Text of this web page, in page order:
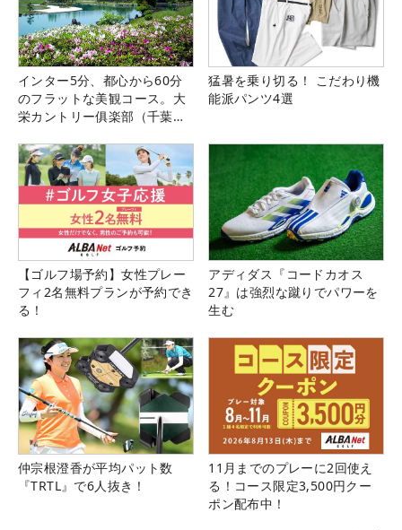
インター5分、都心から60分
のフラットな美観コース。大
栄カントリー俱楽部（千葉
猛暑を乗り切る！ こだわり機
能派パンツ4選
【ゴルフ場予約】女性プレー
フィ2名無料プランが予約でき
る！
アディダス『コードカオス
27』は強烈な蹴りでパワーを
生む
仲宗根澄香が平均パット数
『TRTL』で6人抜き！
11月までのプレーに2回使え
る！コース限定3,500円クー
ポン配布中！